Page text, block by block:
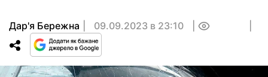
Дар'я Бережна 09.09.2023 в 23:10